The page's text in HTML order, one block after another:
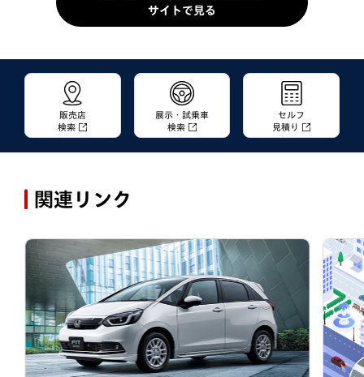
サイトで見る
販売店
検索
展示・試乗車
検索
セルフ
見積り
関連リンク